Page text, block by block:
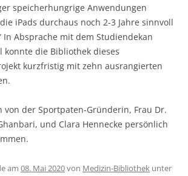
speicherhungrige Anwendungen
iPads durchaus noch 2-3 Jahre sinnvoll
In Absprache mit dem Studiendekan
konnte die Bibliothek dieses
kurzfristig mit zehn ausrangierten
von der Sportpaten-Gründerin, Frau Dr.
und Clara Hennecke persönlich
am 08. Mai 2020von Medizin-Bibliothek unter